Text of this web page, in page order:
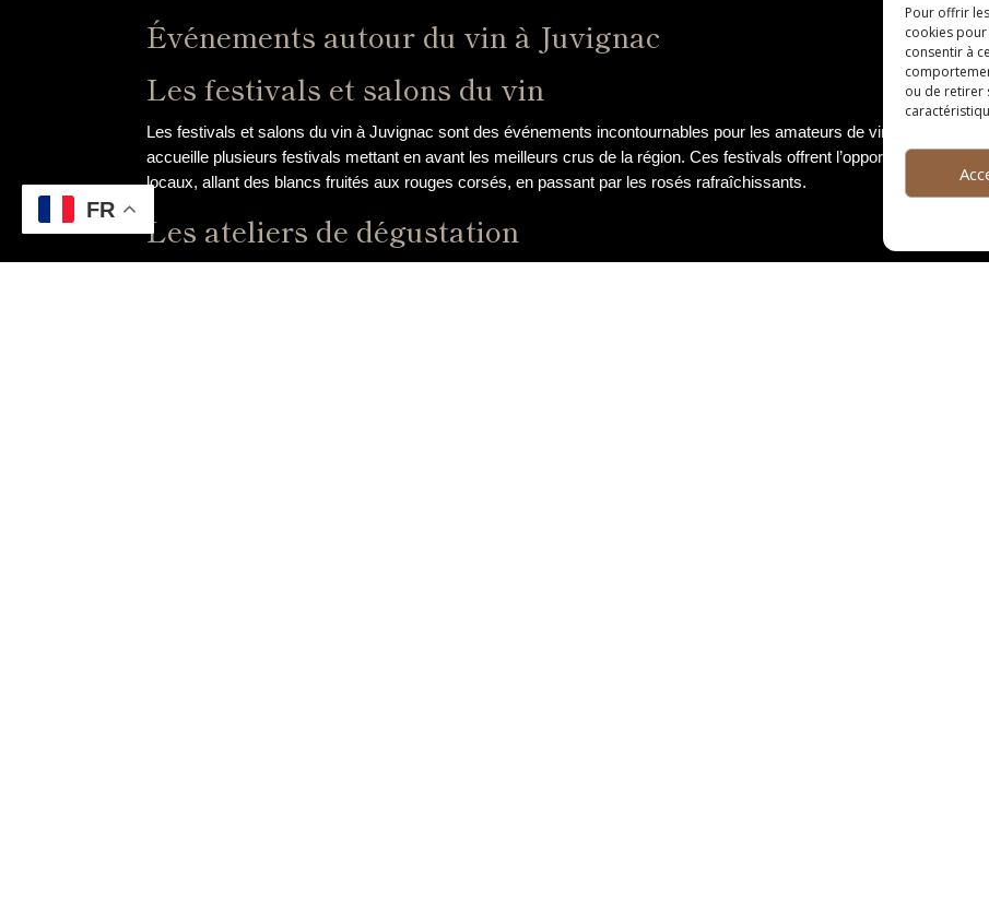
Pour offrir
cookies
consentir à
ou de retirer
Événements autour du vin à Juvignac
Les festivals et salons du vin
Les festivals et salons du vin à Juvignac sont des événements incontournables pour les amateurs de vin et les
accueille plusieurs festivals mettant en avant les meilleurs crus de la région. Ces festivals offrent l’opportunité aux
locaux, allant des blancs fruités aux rouges corsés, en passant par les rosés rafraîchissants.
Les ateliers de dégustation
FR